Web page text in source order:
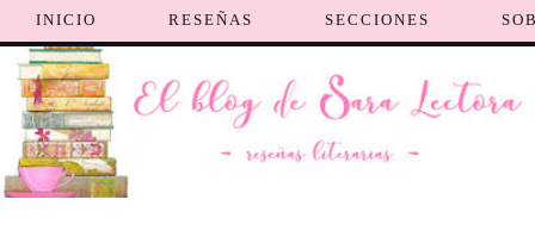
INICIO RESEÑAS SECCIONES